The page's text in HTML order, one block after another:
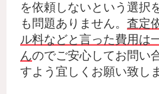
を依頼しないという選択
も問題ありません。 査定
ル料などと言った費用は
んのでご安心してお問い
すよう宜しくお願い致し